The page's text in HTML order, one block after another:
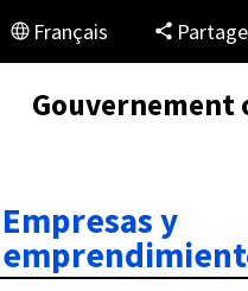
Français
Gouvernement
Empresas y